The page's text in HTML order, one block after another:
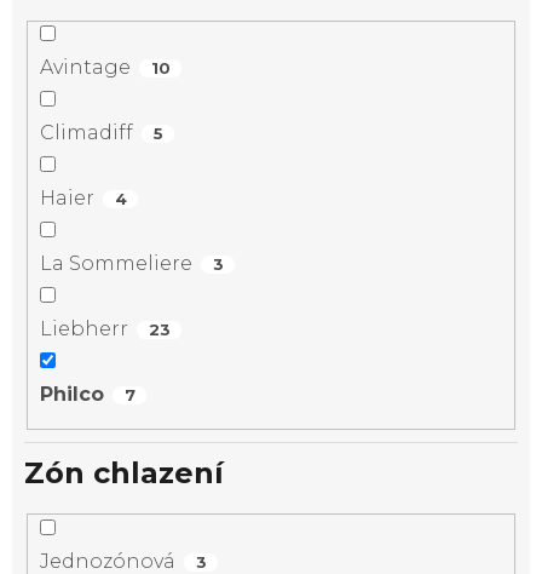
Avintage 10
Climadiff 5
Haier 4
La Sommeliere 3
Liebherr 23
Philco 7
Zón chlazení
Jednozónová 3